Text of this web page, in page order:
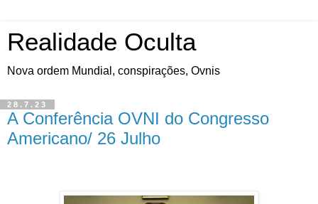
Realidade Oculta
Nova ordem Mundial, conspirações, Ovnis
28.7.23
A Conferência OVNI do Congresso
Americano/ 26 Julho